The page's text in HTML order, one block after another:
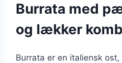
Burrata med
og lækker
Burrata er en italiensk